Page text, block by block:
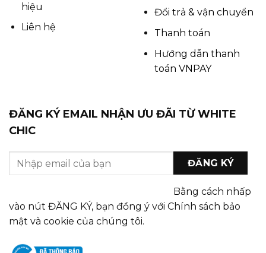
hiệu
Liên hệ
Đổi trả & vận chuyển
Thanh toán
Hướng dẫn thanh
toán VNPAY
ĐĂNG KÝ EMAIL NHẬN ƯU ĐÃI TỪ WHITE
CHIC
Bằng cách nhấp
vào nút ĐĂNG KÝ, bạn đồng ý với Chính sách bảo
mật và cookie của chúng tôi.